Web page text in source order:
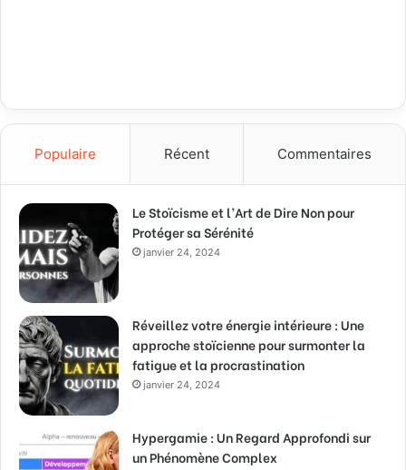
Populaire Récent Commentaires
Le Stoïcisme et l’Art de Dire Non pour
Protéger sa Sérénité
janvier 24, 2024
Réveillez votre énergie intérieure : Une
approche stoïcienne pour surmonter la
fatigue et la procrastination
janvier 24, 2024
Hypergamie : Un Regard Approfondi sur
un Phénomène Complex